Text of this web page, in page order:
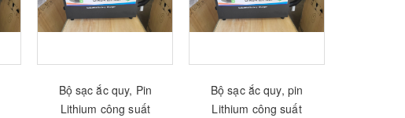
Bộ sạc ắc quy, Pin
Lithium công suất
Bộ sạc ắc quy, pin
Lithium công suất